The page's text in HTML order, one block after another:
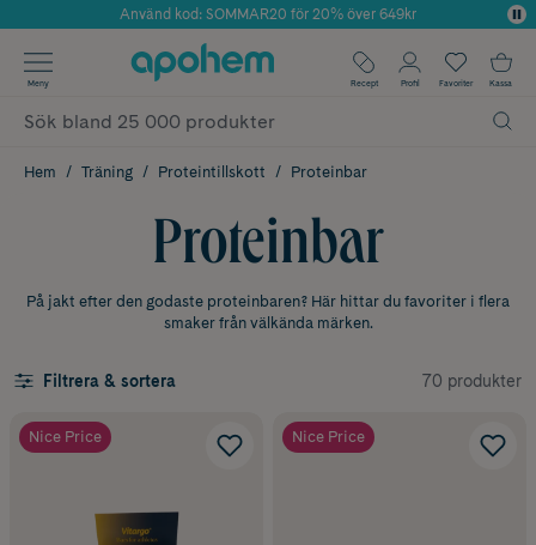
Årets Butik 2025 inom Skönhet
Använd kod: SOMMAR20 för 20% över 649kr
✓ Fri frakt
✓ Poäng på alla köp*
Meny Recept Profil Favoriter Kassa
Hem Träning Proteintillskott Proteinbar
Proteinbar
På jakt efter den godaste proteinbaren? Här hittar du favoriter i flera
smaker från välkända märken.
Filtrera & sortera 70 produkter
Nice Price Nice Price